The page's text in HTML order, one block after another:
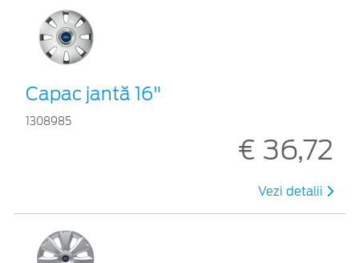
Capac jantă 16"
1308985
€ 36,72
Vezi detalii